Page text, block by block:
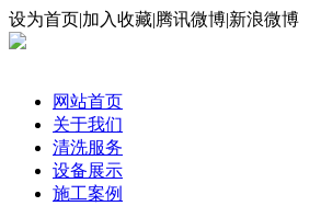
设为首页|加入收藏|腾讯微博|新浪微博
网站首页
关于我们
清洗服务
设备展示
施工案例